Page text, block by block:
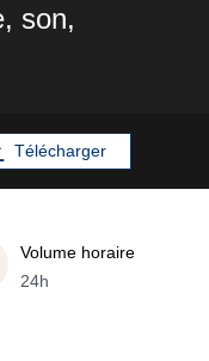
son,
Télécharger
Volume horaire
24h